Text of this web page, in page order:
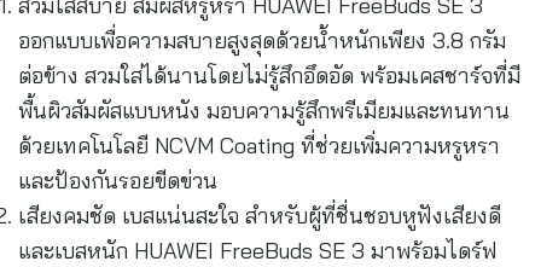
สวมใส่สบาย สัมผัสหรูหรา HUAWEI FreeBuds SE 3
ออกแบบเพื่อความสบายสูงสุดด้วยน้ำหนักเพียง 3.8 กรัม
ต่อข้าง สวมใส่ได้นานโดยไม่รู้สึกอึดอัด พร้อมเคสชาร์จที่มี
พื้นผิวสัมผัสแบบหนัง มอบความรู้สึกพรีเมียมและทนทาน
ด้วยเทคโนโลยี NCVM Coating ที่ช่วยเพิ่มความหรูหรา
และป้องกันรอยขีดข่วน
เสียงคมชัด เบสแน่นสะใจ สำหรับผู้ที่ชื่นชอบหูฟังเสียงดี
และเบสหนัก HUAWEI FreeBuds SE 3 มาพร้อมไดร์ฟ